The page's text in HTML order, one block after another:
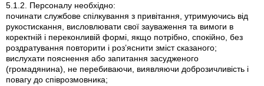
5.1.2. Персоналу необхідно:
починати службове спілкування з привітання, утримуючись від
рукостискання, висловлювати свої зауваження та вимоги в
коректній і переконливій формі, якщо потрібно, спокійно, без
роздратування повторити і роз’яснити зміст сказаного;
вислухати пояснення або запитання засудженого
(громадянина), не перебиваючи, виявляючи доброзичливість і
повагу до співрозмовника;